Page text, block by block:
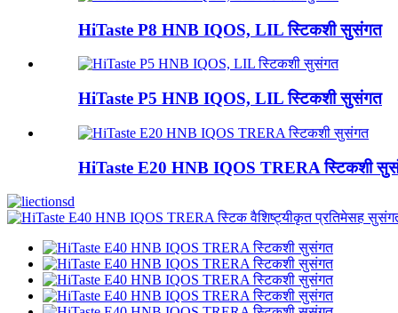
HiTaste P8 HNB IQOS, LIL स्टिकशी सुसंगत
HiTaste P5 HNB IQOS, LIL स्टिकशी सुसंगत
HiTaste E20 HNB IQOS TRERA स्टिकशी